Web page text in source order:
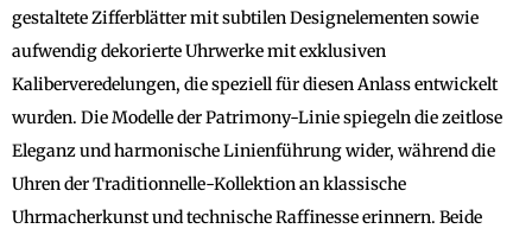
gestaltete Zifferblätter mit subtilen Designelementen sowie
aufwendig dekorierte Uhrwerke mit exklusiven
Kaliberveredelungen, die speziell für diesen Anlass entwickelt
wurden. Die Modelle der Patrimony-Linie spiegeln die zeitlose
Eleganz und harmonische Linienführung wider, während die
Uhren der Traditionnelle-Kollektion an klassische
Uhrmacherkunst und technische Raffinesse erinnern. Beide